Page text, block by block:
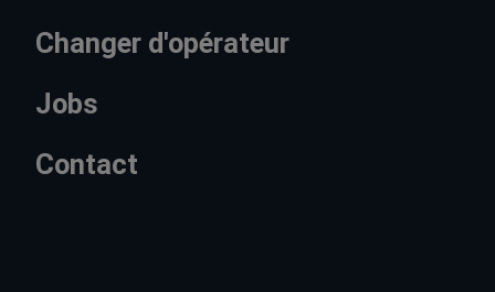
Changer d'opérateur
Jobs
Contact